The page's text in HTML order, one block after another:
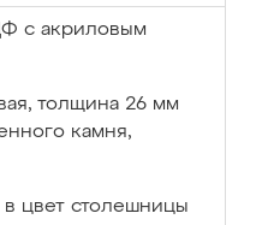
с акриловым
толщина 26 мм
камня,
цвет столешницы